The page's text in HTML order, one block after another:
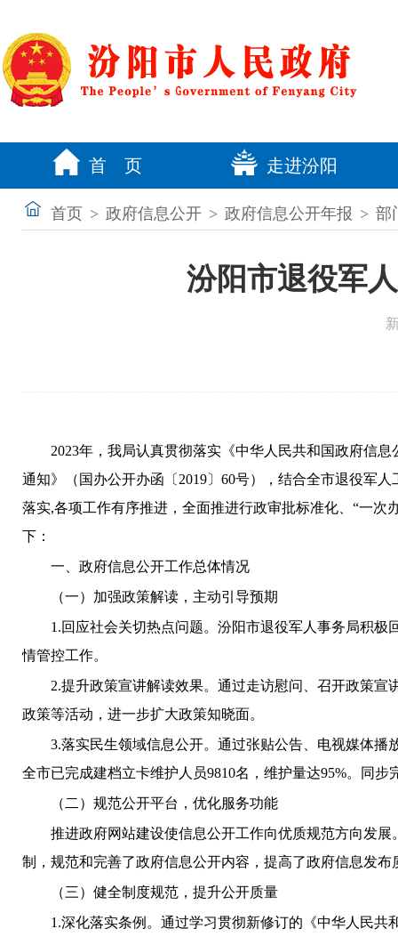
首 页 走进汾阳
首页 > 政府信息公开 > 政府信息公开年报 > 部
汾阳市退役军
2023年，我局认真贯彻落实《中华人民共和国政府信息
通知》（国办公开办函〔 2019〕 60号）， 结合全市退役军人
落实,各项工作有序推进，全面推进行政审批标准化、“一
下：
一、政府信息公开工作总体情况
（一）加强政策解读，主动引导预期
1.回应社会关切热点问题。汾阳市退役军人事务局积
情管控工作。
2.提升政策宣讲解读效果。通过走访慰问、召开政策
政策等活动，进一步扩大政策知晓面。
3.落实民生领域信息公开。通过张贴公告、电视媒体
全市已完成建档立卡维护人员9810名，维护量达95%。同步
（二）规范公开平台，优化服务功能
推进政府网站建设使信息公开工作向优质规范方向发
制，规范和完善了政府信息公开内容，提高了政府信息发
（三）健全制度规范，提升公开质量
1.深化落实条例。通过学习贯彻新修订的《中华人民